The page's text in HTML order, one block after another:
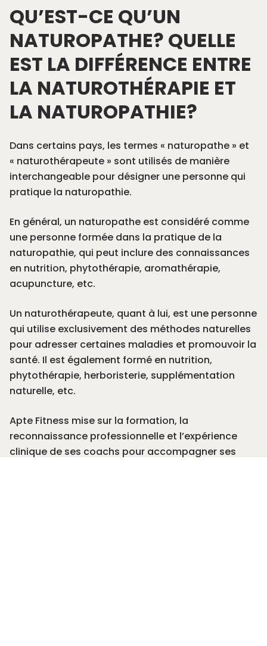
QU’EST-CE QU’UN
NATUROPATHE? QUELLE
EST LA DIFFÉRENCE ENTRE
LA NATUROTHÉRAPIE ET
LA NATUROPATHIE?
Dans certains pays, les termes « naturopathe » et
« naturothérapeute » sont utilisés de manière
interchangeable pour désigner une personne qui
pratique la naturopathie.
En général, un naturopathe est considéré comme
une personne formée dans la pratique de la
naturopathie, qui peut inclure des connaissances
en nutrition, phytothérapie, aromathérapie,
acupuncture, etc.
Un naturothérapeute, quant à lui, est une personne
qui utilise exclusivement des méthodes naturelles
pour adresser certaines maladies et promouvoir la
santé. Il est également formé en nutrition,
phytothérapie, herboristerie, supplémentation
naturelle, etc.
Apte Fitness mise sur la formation, la
reconnaissance professionnelle et l’expérience
clinique de ses coachs pour accompagner ses